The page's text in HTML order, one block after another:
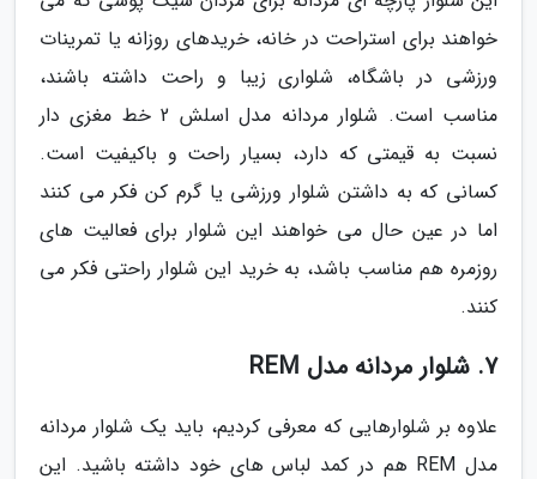
خواهند برای استراحت در خانه، خریدهای روزانه یا تمرینات
ورزشی در باشگاه، شلواری زیبا و راحت داشته باشند،
مناسب است. شلوار مردانه مدل اسلش 2 خط مغزی دار
نسبت به قیمتی که دارد، بسیار راحت و باکیفیت است.
کسانی که به داشتن شلوار ورزشی یا گرم کن فکر می کنند
اما در عین حال می خواهند این شلوار برای فعالیت های
روزمره هم مناسب باشد، به خرید این شلوار راحتی فکر می
کنند.
7. شلوار مردانه مدل REM
علاوه بر شلوارهایی که معرفی کردیم، باید یک شلوار مردانه
مدل REM هم در کمد لباس های خود داشته باشید. این